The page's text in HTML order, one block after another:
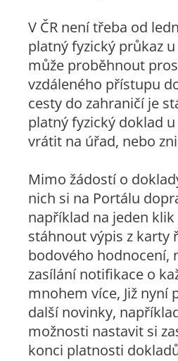
V ČR není třeba od
platný fyzický průkaz
může proběhnout
vzdáleného přístupu
cesty do zahraničí je
platný fyzický doklad
vrátit na úřad, nebo
Mimo žádostí o
nich si na Portálu
například na jeden klik
stáhnout výpis z karty
bodového hodnocení,
zasílání notifikace o
mnohem více, Již nyní
další novinky,
možnosti nastavit si
konci platnosti